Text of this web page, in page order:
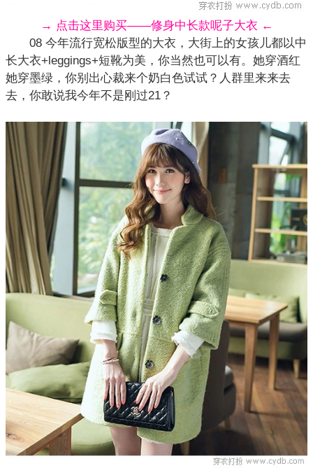
→ 点击这里购买——修身中长款呢子大衣 ←
08 今年流行宽松版型的大衣，大街上的女孩儿都以中
长大衣+leggings+短靴为美，你当然也可以有。她穿酒红
她穿墨绿，你别出心裁来个奶白色试试？人群里来来去
去，你敢说我今年不是刚过21？